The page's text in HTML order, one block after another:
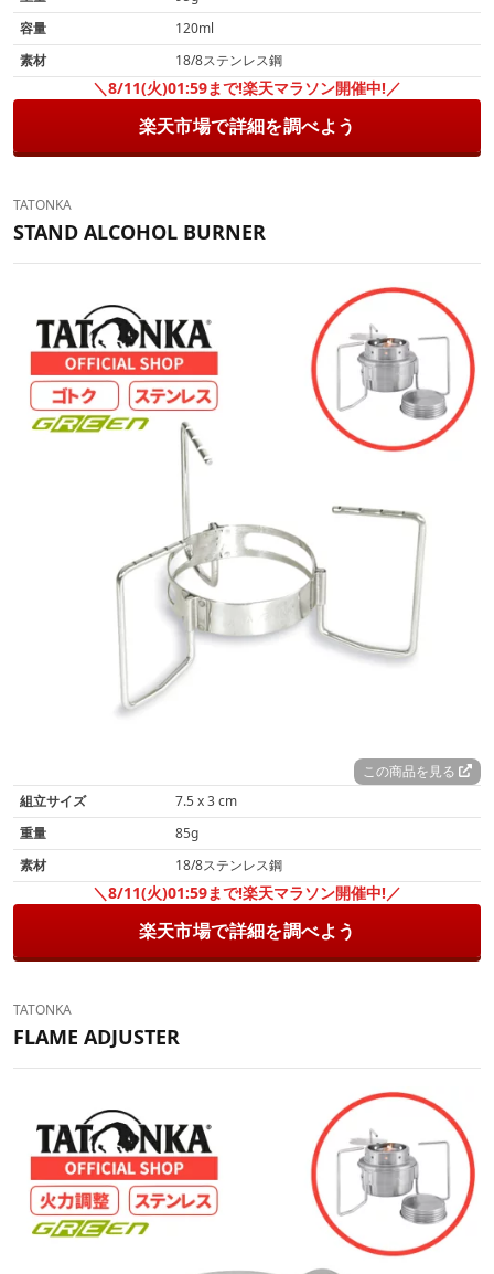
容量
120ml
素材
18/8ステンレス鋼
＼8/11(火)01:59まで!楽天マラソン開催中!／
楽天市場で詳細を調べよう
TATONKA
STAND ALCOHOL BURNER
この商品を見る
組立サイズ
7.5 x 3 cm
重量
85g
素材
18/8ステンレス鋼
＼8/11(火)01:59まで!楽天マラソン開催中!／
楽天市場で詳細を調べよう
TATONKA
FLAME ADJUSTER